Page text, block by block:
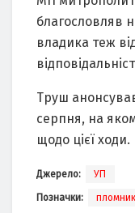
благословляв
владика теж
Труш
серпня, на
щодо цієї ходи.
Джерело: УП
Позначки: